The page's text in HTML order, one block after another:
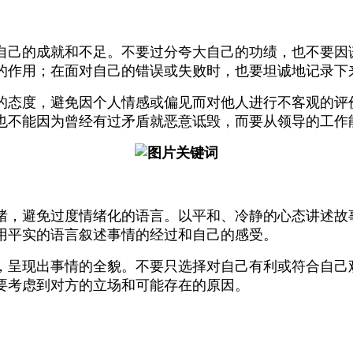
己的成就和不足。不要过分夸大自己的功绩，也不要
用；在面对自己的错误或失败时，也要坦诚地记录
度，避免因个人情感或偏见而对他人进行不客观的
能因为曾经有过矛盾就恶意诋毁，而要从领导的工
避免过度情绪化的语言。以平和、冷静的心态讲述
实的语言叙述事情的经过和自己的感受。
现出事情的全貌。不要只选择对自己有利或符合自
虑到对方的立场和可能存在的原因。